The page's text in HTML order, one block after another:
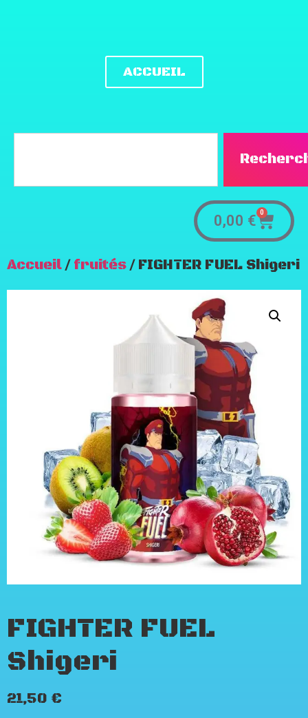
ACCUEIL
0,00 € 0
Accueil/ fruités/ FIGHTER FUEL Shigeri
FIGHTER FUEL
Shigeri
21,50 €